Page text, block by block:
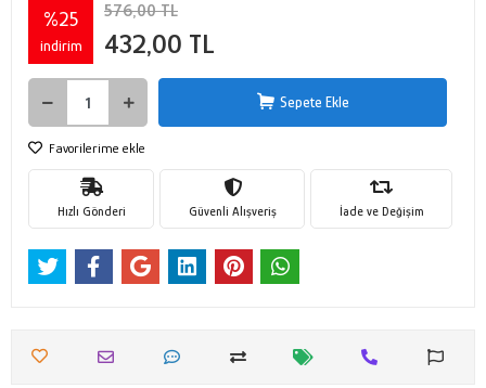
%25
indirim
576,00 TL
432,00 TL
Sepete Ekle
Favorilerime ekle
Hızlı Gönderi Güvenli Alışveriş İade ve Değişim